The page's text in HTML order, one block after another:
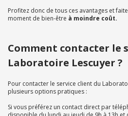
Profitez donc de tous ces avantages et
moment de bien-être à moindre coût.
Comment contacter le
Laboratoire Lescuyer ?
Pour contacter le service client du
plusieurs options pratiques :
Si vous préférez un contact direct par